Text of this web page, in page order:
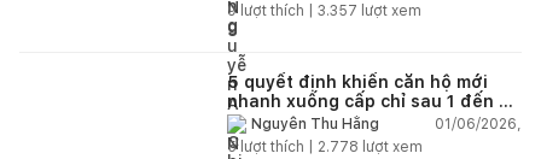
9lượt thích | 3.357 lượt xem
5 quyết định khiến căn hộ mới
nhanh xuống cấp chỉ sau 1 đến 2
nămNguyễn Thu Hằng
01/06/2026,
5lượt thích | 2.778 lượt xem